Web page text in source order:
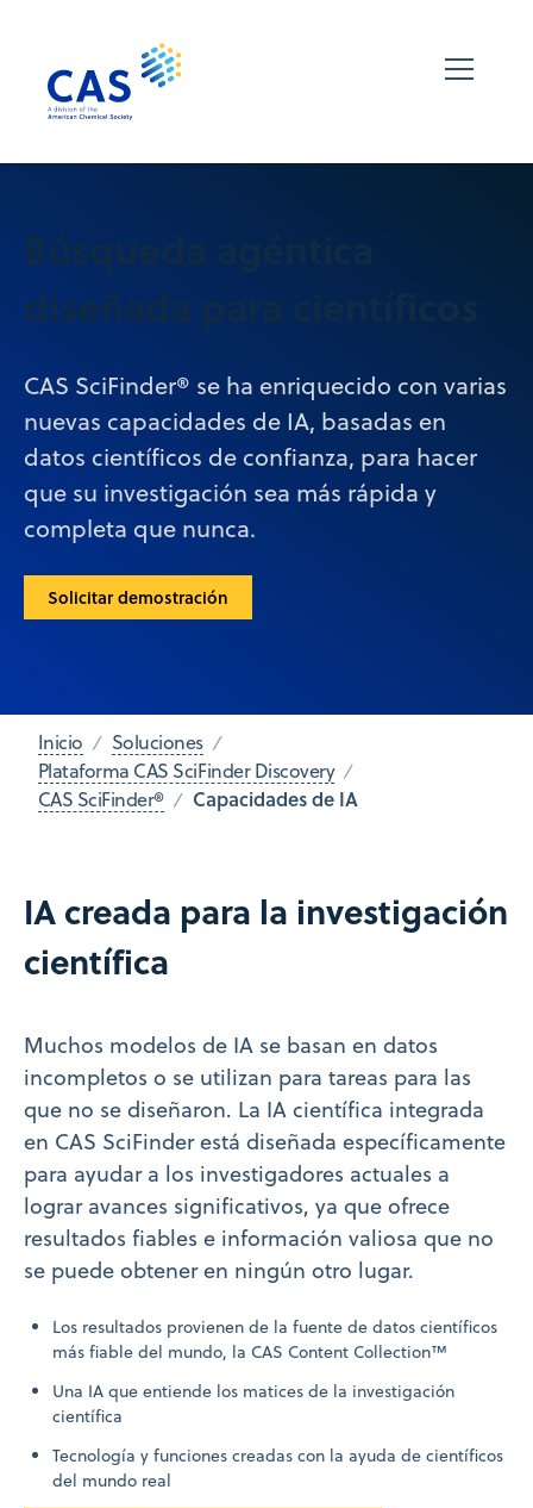
Búsqueda agéntica
diseñada para científicos
CAS SciFinder® se ha enriquecido con varias
nuevas capacidades de IA, basadas en
datos científicos de confianza, para hacer
que su investigación sea más rápida y
completa que nunca.
Solicitar demostración
Inicio
Soluciones
Plataforma CAS SciFinder Discovery
CAS SciFinder®
Capacidades de IA
IA creada para la investigación
científica
Muchos modelos de IA se basan en datos
incompletos o se utilizan para tareas para las
que no se diseñaron. La IA científica integrada
en CAS SciFinder está diseñada específicamente
para ayudar a los investigadores actuales a
lograr avances significativos, ya que ofrece
resultados fiables e información valiosa que no
se puede obtener en ningún otro lugar.
Los resultados provienen de la fuente de datos científicos
más fiable del mundo, la CAS Content Collection™
Una IA que entiende los matices de la investigación
científica
Tecnología y funciones creadas con la ayuda de científicos
del mundo real